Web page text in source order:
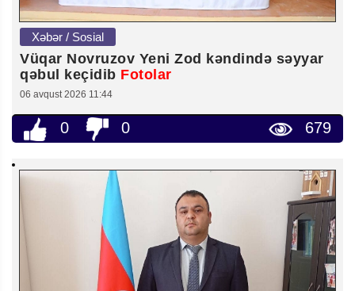
Xəbər / Sosial
Vüqar Novruzov Yeni Zod kəndində səyyar
qəbul keçidib Fotolar
06 avqust 2026 11:44
0 0 679